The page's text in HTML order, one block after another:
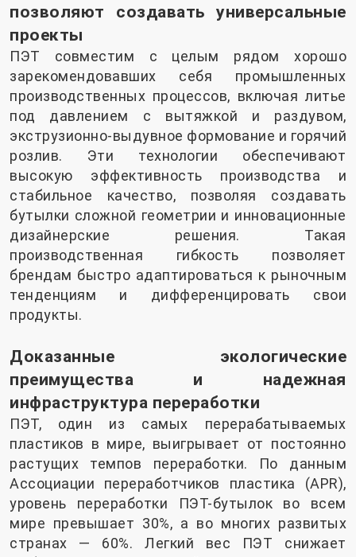
позволяют создавать универсальные
проекты
ПЭТ совместим с целым рядом хорошо
зарекомендовавших себя промышленных
производственных процессов, включая литье
под давлением с вытяжкой и раздувом,
экструзионно-выдувное формование и горячий
розлив. Эти технологии обеспечивают
высокую эффективность производства и
стабильное качество, позволяя создавать
бутылки сложной геометрии и инновационные
дизайнерские решения. Такая
производственная гибкость позволяет
брендам быстро адаптироваться к рыночным
тенденциям и дифференцировать свои
продукты.
Доказанные экологические
преимущества и надежная
инфраструктура переработки
ПЭТ, один из самых перерабатываемых
пластиков в мире, выигрывает от постоянно
растущих темпов переработки. По данным
Ассоциации переработчиков пластика (APR),
уровень переработки ПЭТ-бутылок во всем
мире превышает 30%, а во многих развитых
странах — 60%. Легкий вес ПЭТ снижает